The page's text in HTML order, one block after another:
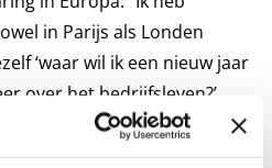
in Parijs als Londen
‘waar wil ik een nieuw jaar
over het bedrijfsleven?’.
om de start-up scene, en is
het is niet te groot, maar